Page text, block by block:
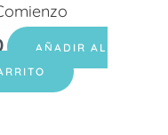
AÑADIR AL